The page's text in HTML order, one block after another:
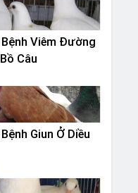
Viêm Đường
Câu
Giun Ở Diều